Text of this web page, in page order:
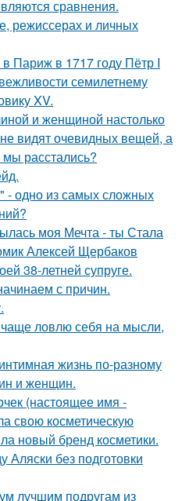
сравнения.
режиссерах и личных
Париж в 1717 году Пётр I
семилетнему
XV.
и женщиной настолько
видят очевидных вещей, а
расстались?
- одно из самых сложных
моя Мечта - ты Стала
Алексей Щербаков
38-летней супруге.
с причин.
ловлю себя на мысли,
жизнь по-разному
и женщин.
(настоящее имя -
свою косметическую
новый бренд косметики.
Аляски без подготовки
лучшим подругам из